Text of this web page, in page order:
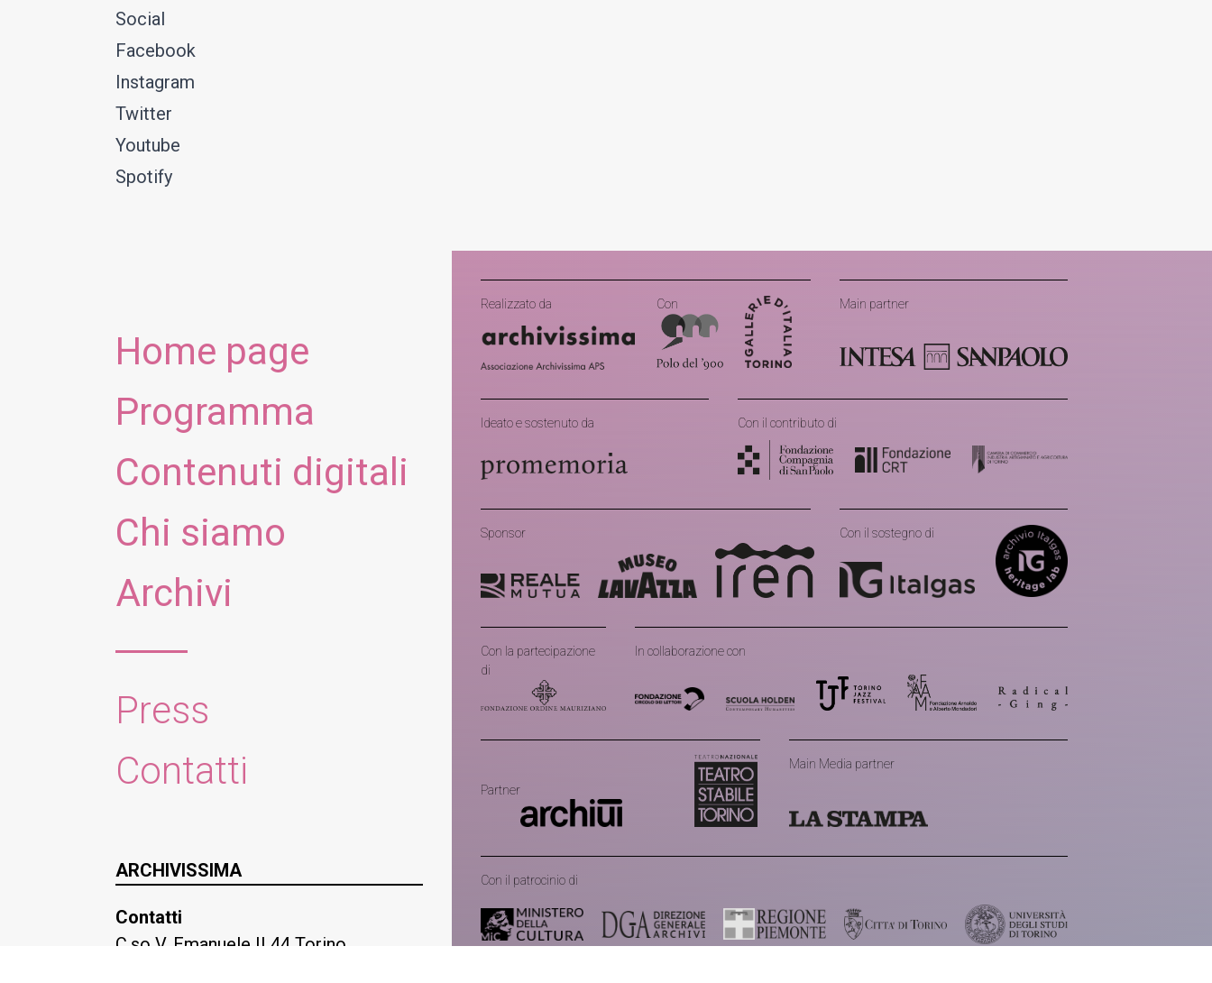
Social
Facebook
Instagram
Twitter
Youtube
Spotify
Home page
Programma
Contenuti digitali
Chi siamo
Archivi
Press
Contatti
ARCHIVISSIMA
Contatti
C.so V. Emanuele II 44 Torino
Realizzato da Con Main partner
Ideato e sostenuto da Con il contributo di
Sponsor Con il sostegno di
Con la partecipazione
di
In collaborazione con
Partner
Main Media partner
Con il patrocinio di